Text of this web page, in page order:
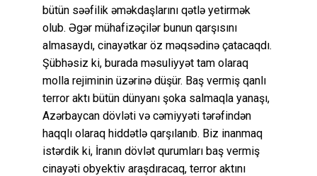
bütün səəfilik əməkdaşlarını qətlə yetirmək
olub. Əgər mühafizəçilər bunun qarşısını
almasaydı, cinayətkar öz məqsədinə çatacaqdı.
Şübhəsiz ki, burada məsuliyyət tam olaraq
molla rejiminin üzərinə düşür. Baş vermiş qanlı
terror aktı bütün dünyanı şoka salmaqla yanaşı,
Azərbaycan dövləti və cəmiyyəti tərəfindən
haqqlı olaraq hiddətlə qarşılanıb. Biz inanmaq
istərdik ki, İranın dövlət qurumları baş vermiş
cinayəti obyektiv araşdıracaq, terror aktını